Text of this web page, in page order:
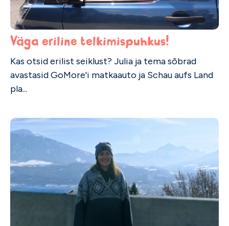
Väga eriline telkimispuhkus!
Kas otsid erilist seiklust? Julia ja tema sõbrad
avastasid GoMore'i matkaauto ja Schau aufs Land
pla...